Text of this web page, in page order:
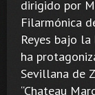
dirigido por
Filarmónica
Reyes bajo
ha
Sevillana de
“Chateau